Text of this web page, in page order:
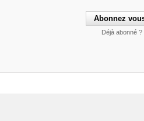
Déjà abonné ?